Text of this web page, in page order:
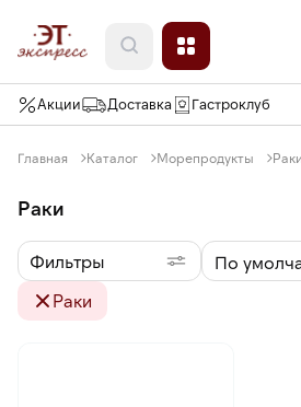
Акции Доставка Гастроклуб
Главная Каталог Морепродукты Раки
Раки
Фильтры
По
Раки